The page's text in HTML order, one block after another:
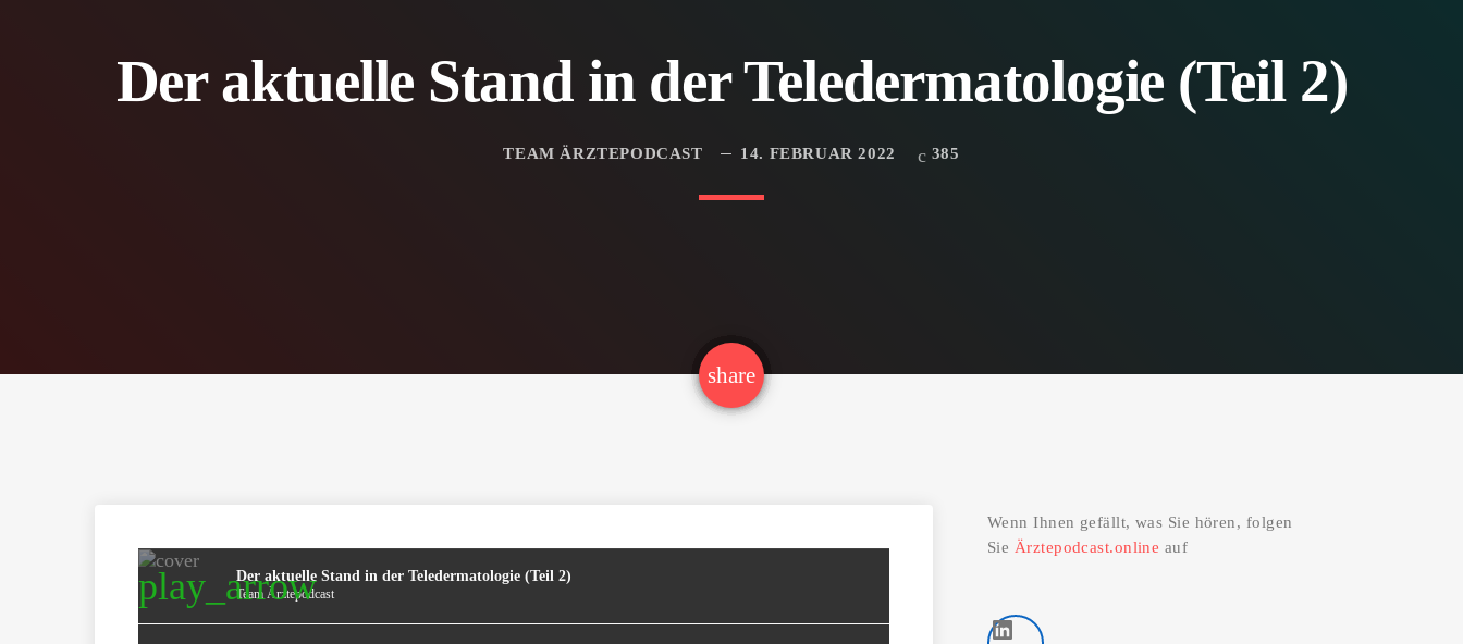
Der aktuelle Stand in der Teledermatologie (Teil 2)
TEAM ÄRZTEPODCAST 14. FEBRUAR 2022 385
share
email
play_arrowDer aktuelle Stand in der Teledermatologie (Teil 2)
Team Ärztepodcast
Wenn Ihnen gefällt, was Sie hören, folgen
Sie Ärztepodcast.online auf
LinkedIn